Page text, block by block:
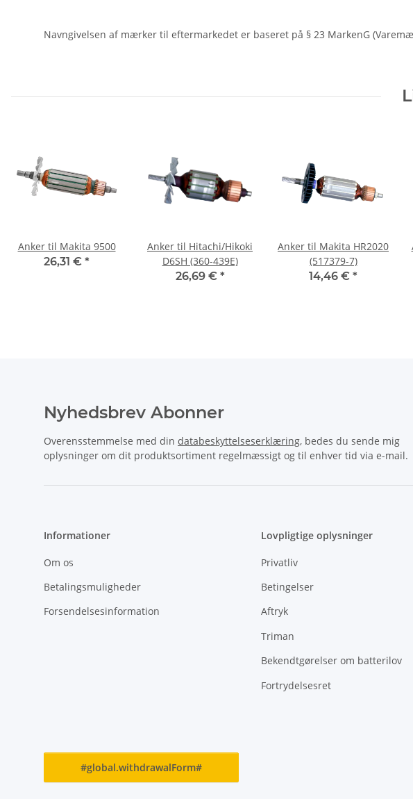
Navngivelsen af ​​mærker til eftermarkedet er baseret på § 23 MarkenG
Anker til Makita 9500
26,31 € *
Anker til Hitachi/Hikoki
D6SH (360-439E)
26,69 € *
Anker til Makita HR2020
(517379-7)
14,46 € *
Nyhedsbrev Abonner
Overensstemmelse med din databeskyttelseserklæring, bedes du sende mig
oplysninger om dit produktsortiment regelmæssigt og til enhver tid via e-mail.
Informationer
Om os
Betalingsmuligheder
Forsendelsesinformation
Lovpligtige oplysninger
Privatliv
Betingelser
Aftryk
Triman
Bekendtgørelser om batterilov
Fortrydelsesret
#global.withdrawalForm#